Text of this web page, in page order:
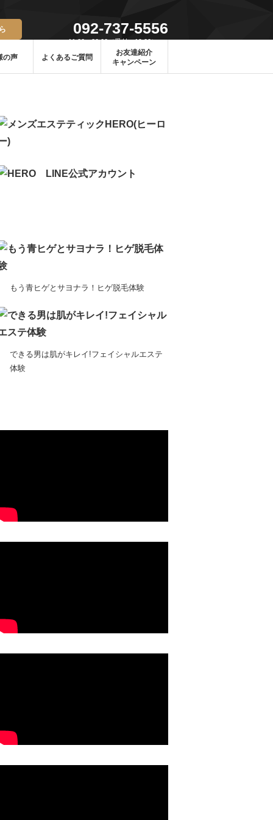
092-737-5556
11:00〜20:00（受付〜19:00）
定休日/火曜日、第2・4水曜日
の声 よくあるご質問
お友達紹介
キャンペーン
もう青ヒゲとサヨナラ！ヒゲ脱毛体験
できる男は肌がキレイ!フェイシャルエステ
体験